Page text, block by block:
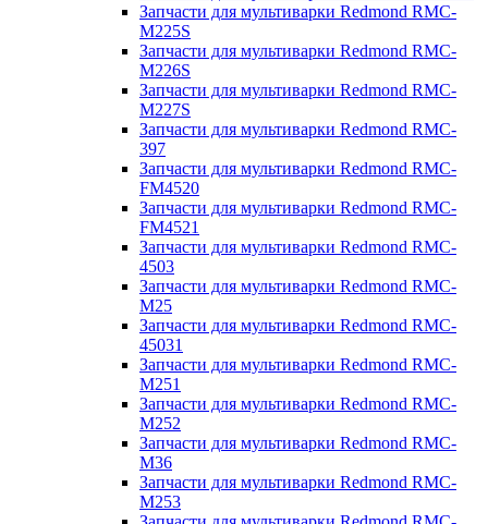
Запчасти для мультиварки Redmond RMC-
M225S
Запчасти для мультиварки Redmond RMC-
M226S
Запчасти для мультиварки Redmond RMC-
M227S
Запчасти для мультиварки Redmond RMC-
397
Запчасти для мультиварки Redmond RMC-
FM4520
Запчасти для мультиварки Redmond RMC-
FM4521
Запчасти для мультиварки Redmond RMC-
4503
Запчасти для мультиварки Redmond RMC-
M25
Запчасти для мультиварки Redmond RMC-
45031
Запчасти для мультиварки Redmond RMC-
M251
Запчасти для мультиварки Redmond RMC-
M252
Запчасти для мультиварки Redmond RMC-
M36
Запчасти для мультиварки Redmond RMC-
M253